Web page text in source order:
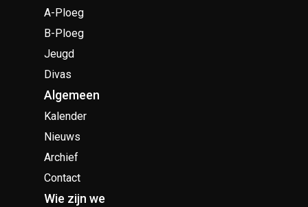
A-Ploeg
B-Ploeg
Jeugd
Divas
Algemeen
Kalender
Nieuws
Archief
Contact
Wie zijn we